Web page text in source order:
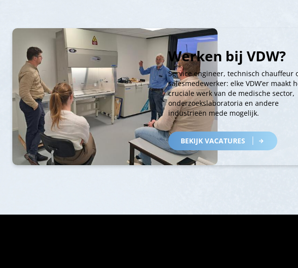
Werken bij VDW?
Service engineer, technisch chauffeur
salesmedewerker: elke VDW’er maakt
cruciale werk van de medische sector,
onderzoekslaboratoria en andere
industrieën mede mogelijk.
BEKIJK VACATURES